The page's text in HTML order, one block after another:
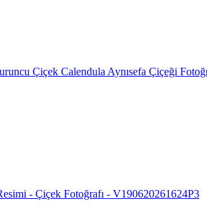
Çiçek Calendula Aynısefa Çiçeği
- Çiçek Fotoğrafı - V190620261624P3